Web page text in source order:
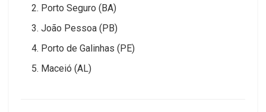
Porto Seguro (BA)
João Pessoa (PB)
Porto de Galinhas (PE)
Maceió (AL)